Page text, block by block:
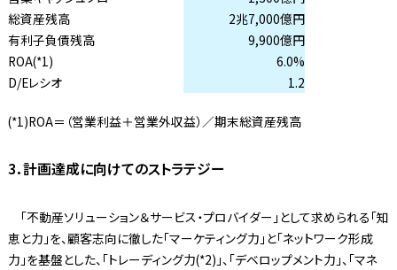
総資産残高
2兆7,000億円
有利子負債残高
9,900億円
ROA(*1)
6.0%
D/Eレシオ
1.2
(*1)ROA＝（営業利益＋営業外収益）／期末総資産残高
3．計画達成に向けてのストラテジー
「不動産ソリューション＆サービス・プロバイダー」として求められる「知
恵と力」を、顧客志向に徹した「マーケティング力」と「ネットワーク形成
力」を基盤とした、「トレーディング力(*2)」、「デベロップメント力」、「マネ